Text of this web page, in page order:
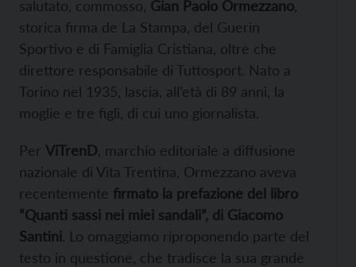
salutato, commosso, Gian Paolo Ormezzano
storica firma de La Stampa, del Guerin
Sportivo e di Famiglia Cristiana, oltre che
direttore responsabile di Tuttosport. Nato a
Torino nel 1935, lascia, all’età di 89 anni, la
moglie e tre figli, di cui uno giornalista.
Per ViTrenD , marchio editoriale a diffusione
nazionale di Vita Trentina, Ormezzano aveva
recentemente firmato la prefazione del libro
“Quanti sassi nei miei sandali”, di Giacomo
Santini. Lo omaggiamo riproponendo parte del
testo in questione, che tradisce la sua grande